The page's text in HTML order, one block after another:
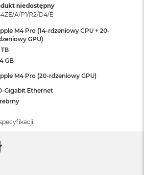
niedostępny
A/P1/R2/D4/E
M4 Pro (14-rdzeniowy CPU + 20-
GPU)
GB
M4 Pro (20-rdzeniowy GPU)
Gigabit Ethernet